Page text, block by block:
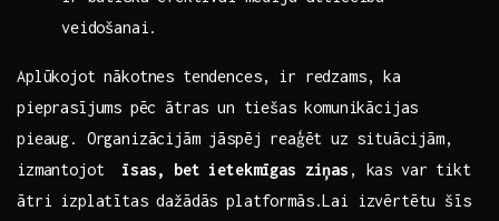
veidošanai.
Aplūkojot nākotnes tendences, ir redzams, ka
pieprasījums ⁣pēc ātras‌ un ⁢tiešas komunikācijas
pieaug. Organizācijām ⁤jāspēj reaģēt‍ uz⁣ situācijām,
izmantojot ‍ īsas, bet ietekmīgas ziņas , kas var tikt
ātri izplatītas dažādās platformās.Lai izvērtētu šīs